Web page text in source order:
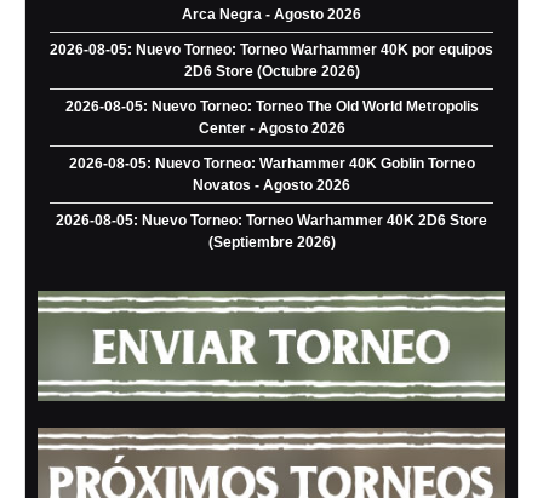
Arca Negra - Agosto 2026
2026-08-05: Nuevo Torneo: Torneo Warhammer 40K por equipos
2D6 Store (Octubre 2026)
2026-08-05: Nuevo Torneo: Torneo The Old World Metropolis
Center - Agosto 2026
2026-08-05: Nuevo Torneo: Warhammer 40K Goblin Torneo
Novatos - Agosto 2026
2026-08-05: Nuevo Torneo: Torneo Warhammer 40K 2D6 Store
(Septiembre 2026)